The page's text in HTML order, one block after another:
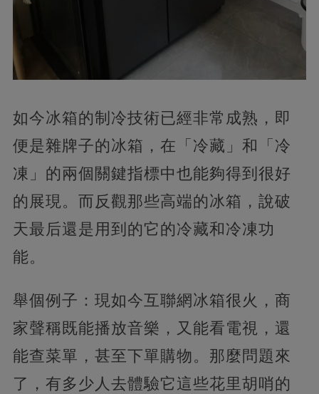
如今冰箱的制冷技術已經非常成熟，即
便是雜牌子的冰箱，在「冷藏」和「冷
凍」的兩個關鍵指標中也能夠得到很好
的展現。而反觀那些高端的冰箱，說破
天最后還是用到的它的冷藏和冷凍功
能。
舉個例子：現如今互聯網冰箱很火，商
家聲稱既能播放音樂，又能看電視，還
能查菜單，甚至下單購物。那麼問題來
了，有多少人去體驗它這些花里胡哨的